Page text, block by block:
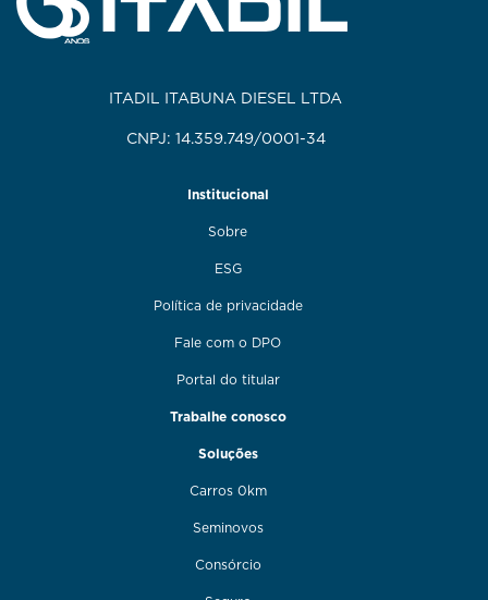
ITADIL ITABUNA DIESEL LTDA
CNPJ: 14.359.749/0001-34
Institucional
Sobre
ESG
Política de privacidade
Fale com o DPO
Portal do titular
Trabalhe conosco
Soluções
Carros 0km
Seminovos
Consórcio